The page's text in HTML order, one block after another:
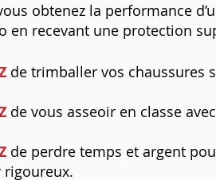
obtenez la performance
en recevant une protection
de trimballer vos chaussures
de vous asseoir en classe
de perdre temps et argent
rigoureux.